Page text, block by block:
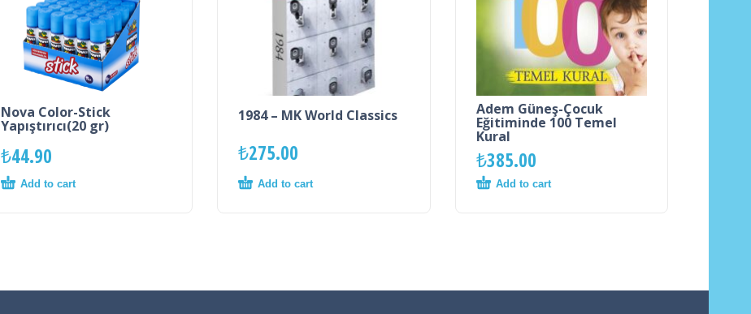
Nova Color-Stick
Yapıştırıcı(20 gr)
₺44.90
Add to cart
1984 – MK World Classics
₺275.00
Add to cart
Adem Güneş-Çocuk
Eğitiminde 100 Temel
Kural
₺385.00
Add to cart